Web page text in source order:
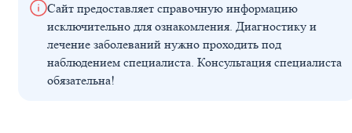
Сайт предоставляет справочную информацию
исключительно для ознакомления. Диагностику и
лечение заболеваний нужно проходить под
наблюдением специалиста. Консультация специалиста
обязательна!